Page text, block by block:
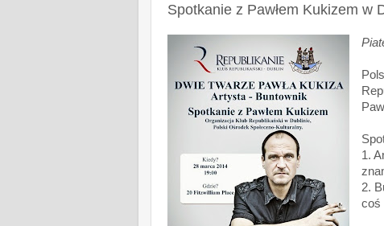
Spotkanie z Pawłem Kukizem w
1.
2.
coś